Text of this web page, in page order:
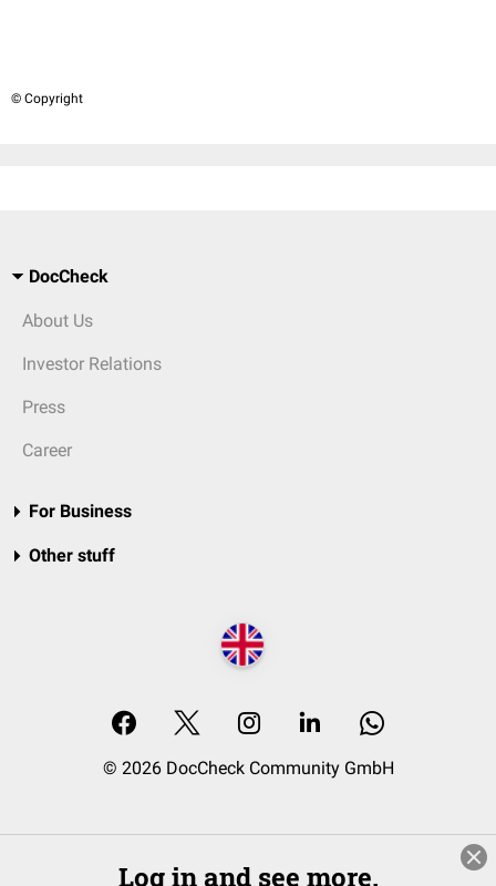
© Copyright
DocCheck
About Us
Investor Relations
Press
Career
For Business
Other stuff
© 2026 DocCheck Community GmbH
Log in and see more.